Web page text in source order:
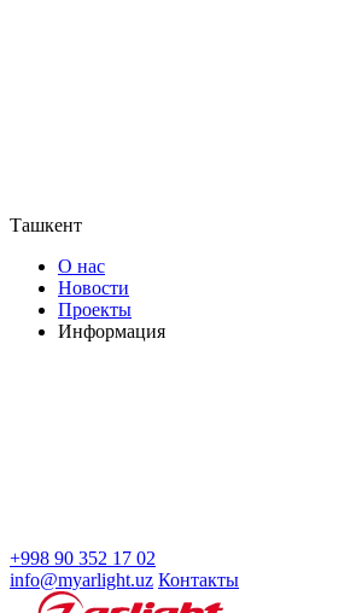
Ташкент
О нас
Новости
Проекты
Информация
+998 90 352 17 02
info@myarlight.uz Контакты